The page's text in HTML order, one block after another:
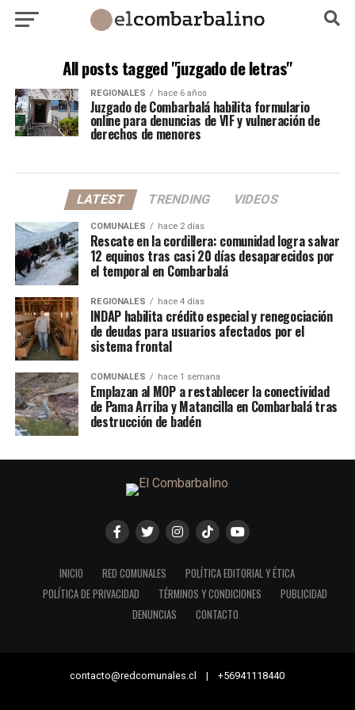
All posts tagged "juzgado de letras"
REGIONALES hace 6 años
Juzgado de Combarbalá habilita formulario
online para denuncias de VIF y vulneración de
derechos de menores
LATEST TRENDING VIDEOS
COMUNALES hace 2 días
Rescate en la cordillera: comunidad logra salvar
12 equinos tras casi 20 días desaparecidos por
el temporal en Combarbalá
REGIONALES hace 4 días
INDAP habilita crédito especial y renegociación
de deudas para usuarios afectados por el
sistema frontal
COMUNALES hace 1 semana
Emplazan al MOP a restablecer la conectividad
de Pama Arriba y Matancilla en Combarbalá tras
destrucción de badén
INICIO RED COMUNALES
POLÍTICA EDITORIAL Y ÉTICA
POLÍTICA DE PRIVACIDAD
TÉRMINOS Y CONDICIONES
PUBLICIDAD
DENUNCIAS
CONTACTO
contacto@redcomunales.cl | +56941118440